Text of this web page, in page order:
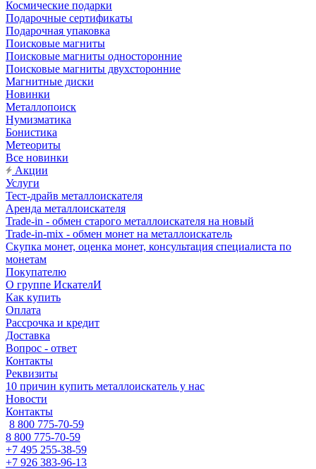
Космические подарки
Подарочные сертификаты
Подарочная упаковка
Поисковые магниты
Поисковые магниты односторонние
Поисковые магниты двухсторонние
Магнитные диски
Новинки
Металлопоиск
Нумизматика
Бонистика
Метеориты
Все новинки
Акции
Услуги
Тест-драйв металлоискателя
Аренда металлоискателя
Trade-in - обмен старого металлоискателя на новый
Trade-in-mix - обмен монет на металлоискатель
Скупка монет, оценка монет, консультация специалиста по
монетам
Покупателю
О группе ИскателИ
Как купить
Оплата
Рассрочка и кредит
Доставка
Вопрос - ответ
Контакты
Реквизиты
10 причин купить металлоискатель у нас
Новости
Контакты
8 800 775-70-59
8 800 775-70-59
+7 495 255-38-59
+7 926 383-96-13